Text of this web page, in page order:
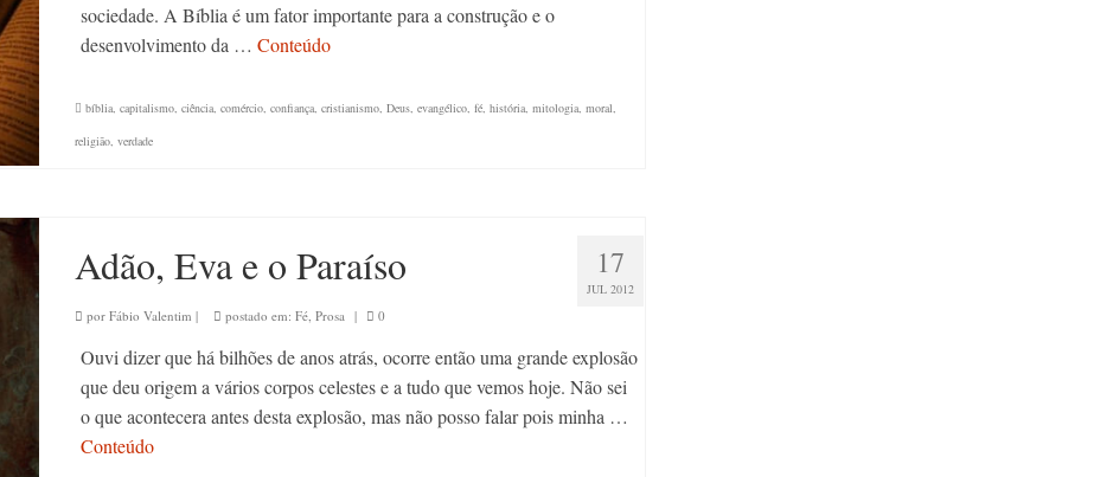
sociedade. A Bíblia é um fator importante para a construção e o
desenvolvimento da … Conteúdo
bíblia, capitalismo, ciência, comércio, confiança, cristianismo, Deus, evangélico, fé, história, mitologia, moral,
religião, verdade
17
JUL 2012
Adão, Eva e o Paraíso
por Fábio Valentim | postado em: Fé, Prosa | 0
Ouvi dizer que há bilhões de anos atrás, ocorre então uma grande explosão
que deu origem a vários corpos celestes e a tudo que vemos hoje. Não sei
o que acontecera antes desta explosão, mas não posso falar pois minha …
Conteúdo